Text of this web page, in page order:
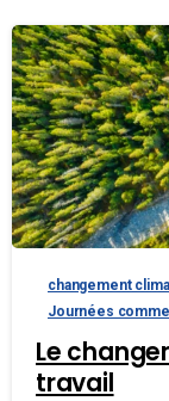
changement
Journées
Le
travail